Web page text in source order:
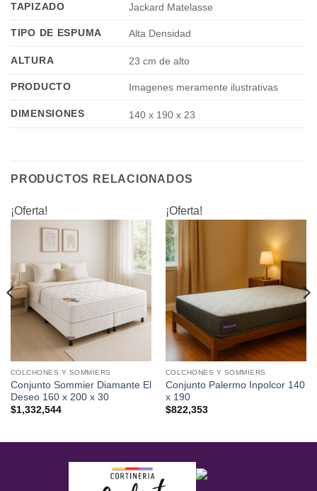
TAPIZADO Jackard Matelasse
TIPO DE ESPUMA Alta Densidad
ALTURA 23 cm de alto
PRODUCTO Imagenes meramente ilustrativas
DIMENSIONES 140 x 190 x 23
PRODUCTOS RELACIONADOS
¡Oferta!
COLCHONES Y SOMMIERS
Conjunto Sommier Diamante El
Deseo 160 x 200 x 30
$1,332,544
¡Oferta!
COLCHONES Y SOMMIERS
Conjunto Palermo Inpolcor 140
x 190
$822,353